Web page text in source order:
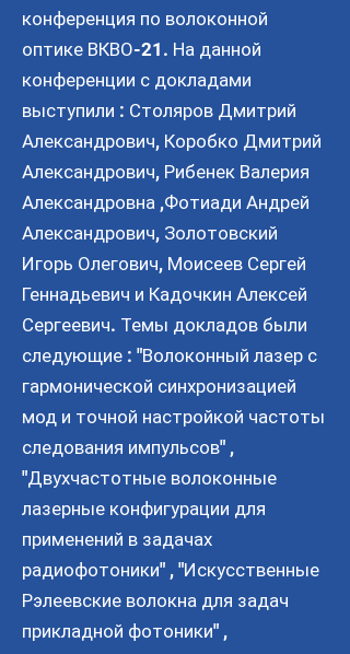
конференция по волоконной
оптике ВКВО-21. На данной
конференции с докладами
выступили : Столяров Дмитрий
Александрович, Коробко Дмитрий
Александрович, Рибенек Валерия
Александровна ,Фотиади Андрей
Александрович, Золотовский
Игорь Олегович, Моисеев Сергей
Геннадьевич и Кадочкин Алексей
Сергеевич. Темы докладов были
следующие : "Волоконный лазер с
гармонической синхронизацией
мод и точной настройкой частоты
следования импульсов" ,
"Двухчастотные волоконные
лазерные конфигурации для
применений в задачах
радиофотоники" , "Искусственные
Рэлеевские волокна для задач
прикладной фотоники" ,